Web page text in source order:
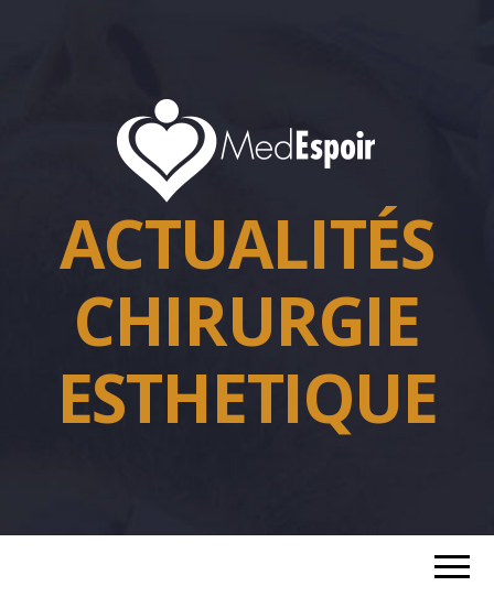
ACTUALITÉS
CHIRURGIE
ESTHETIQUE